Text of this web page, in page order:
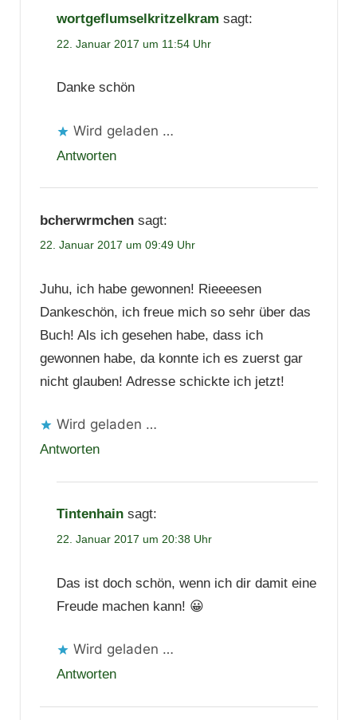
wortgeflumselkritzelkram sagt:
22. Januar 2017 um 11:54 Uhr
Danke schön
Wird geladen …
Antworten
bcherwrmchen sagt:
22. Januar 2017 um 09:49 Uhr
Juhu, ich habe gewonnen! Rieeeesen
Dankeschön, ich freue mich so sehr über das
Buch! Als ich gesehen habe, dass ich
gewonnen habe, da konnte ich es zuerst gar
nicht glauben! Adresse schickte ich jetzt!
Wird geladen …
Antworten
Tintenhain sagt:
22. Januar 2017 um 20:38 Uhr
Das ist doch schön, wenn ich dir damit eine
Freude machen kann! 😀
Wird geladen …
Antworten